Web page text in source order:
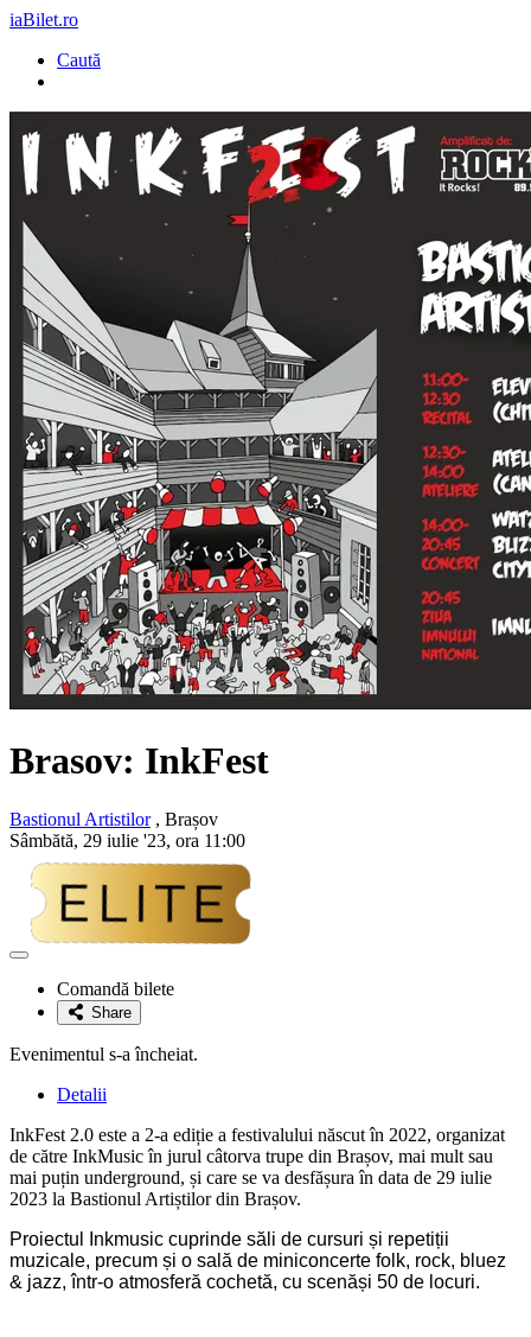
iaBilet.ro
Caută
Brasov: InkFest
Bastionul Artistilor, Brașov
Sâmbătă, 29 iulie '23, ora 11:00
Adaugă
favoriteComandă bilete
Share
Evenimentul s-a încheiat.
Detalii
InkFest 2.0 este a 2-a ediție a festivalului născut în 2022, organizat
de către InkMusic în jurul câtorva trupe din Brașov, mai mult sau
mai puțin underground, și care se va desfășura în data de 29 iulie
2023 la Bastionul Artiștilor din Brașov.
Proiectul
Inkmusic cuprinde să li de cursuri și repetiții
muzicale, precum și o sal ă de miniconcerte folk, rock, bluez
& jazz,într-o atmosferă cochetă, cu scenăși 50 de locuri.